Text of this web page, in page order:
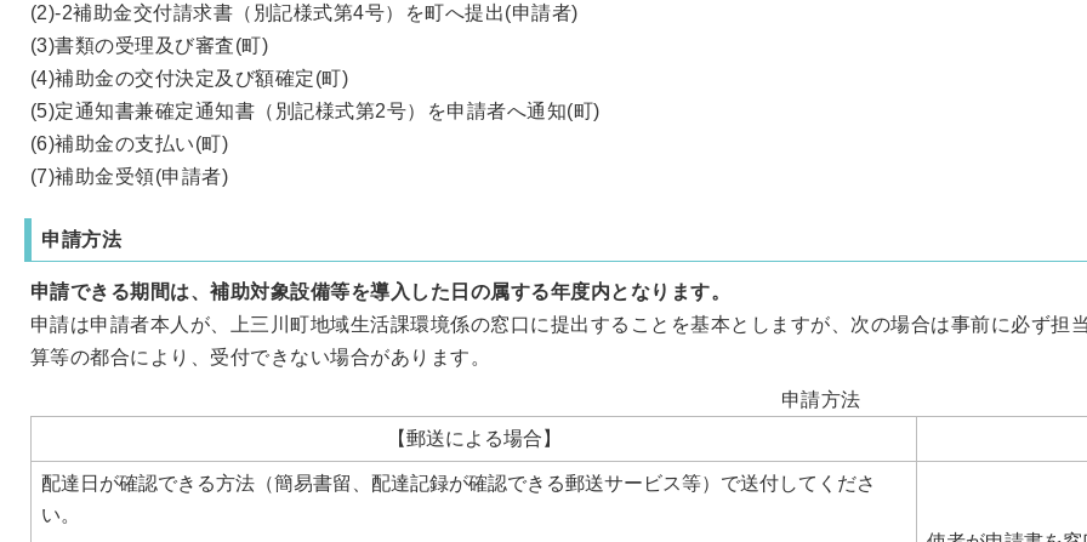
(2)-2補助金交付請求書（別記様式第4号）を町へ提出(申請者)
(3)書類の受理及び審査(町)
(4)補助金の交付決定及び額確定(町)
(5)定通知書兼確定通知書（別記様式第2号）を申請者へ通知(町)
(6)補助金の支払い(町)
(7)補助金受領(申請者)
申請方法
申請できる期間は、補助対象設備等を導入した日の属する年度内となります。
申請は申請者本人が、上三川町地域生活課環境係の窓口に提出することを基本としますが、次の場合は事前に必ず
算等の都合により、受付できない場合があります。
申請方法
【郵送による場合】
配達日が確認できる方法（簡易書留、配達記録が確認できる郵送サービス等）で送付してくださ
い。